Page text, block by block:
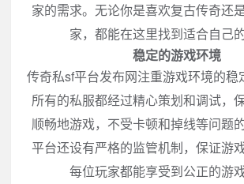
家的需求。无论你是喜欢复古传奇还
家，都能在这里找到适合自己的
稳定的游戏环境
传奇私sf平台发布网注重游戏环境的稳
所有的私服都经过精心策划和调试，
顺畅地游戏，不受卡顿和掉线等问题
平台还设有严格的监管机制，保证游
每位玩家都能享受到公正的游戏